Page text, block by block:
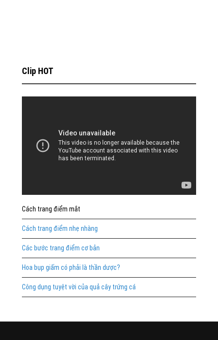
Clip HOT
Cách trang điểm mắt
Cách trang điểm nhẹ nhàng
Các bước trang điểm cơ bản
Hoa bụp giấm có phải là thần dược?
Công dụng tuyệt vời của quả cây trứng cá